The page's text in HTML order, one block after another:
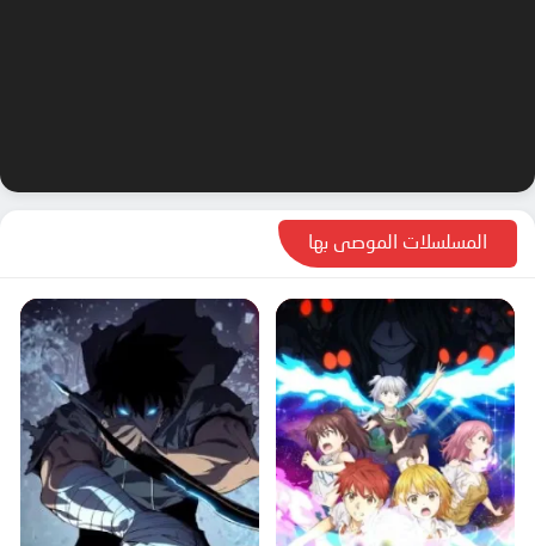
المسلسلات الموصى بها